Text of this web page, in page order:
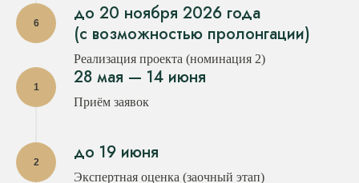
до 20 ноября 2026 года
(с возможностью пролонгации)
Реализация проекта (номинация 2)
28 мая — 14 июня
Приём заявок
до 19 июня
Экспертная оценка (заочный этап)